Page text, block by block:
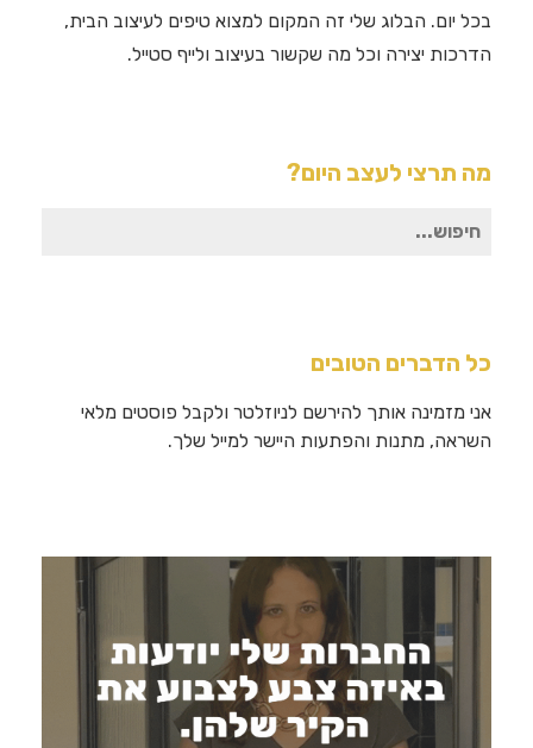
בכל יום. הבלוג שלי זה המקום למצוא טיפים לעיצוב הבית,
הדרכות יצירה וכל מה שקשור בעיצוב ולייף סטייל.
מה תרצי לעצב היום?
חיפוש
כל הדברים הטובים
אני מזמינה אותך להירשם לניוזלטר ולקבל פוסטים מלאי
השראה, מתנות והפתעות היישר למייל שלך.